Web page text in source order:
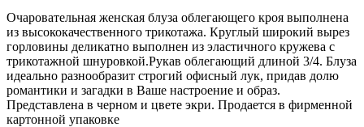
Очаровательная женская блуза облегающего кроя выполнена
из высококачественного трикотажа. Круглый широкий вырез
горловины деликатно выполнен из эластичного кружева с
трикотажной шнуровкой.Рукав облегающий длиной 3/4. Блуза
идеально разнообразит строгий офисный лук, придав долю
романтики и загадки в Ваше настроение и образ.
Представлена в черном и цвете экри. Продается в фирменной
картонной упаковке